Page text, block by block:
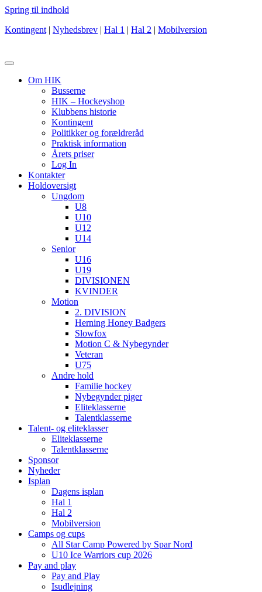
Spring til indhold
Kontingent | Nyhedsbrev | Hal 1 | Hal 2 | Mobilversion
Om HIK
Busserne
HIK – Hockeyshop
Klubbens historie
Kontingent
Politikker og forældreråd
Praktisk information
Årets priser
Log In
Kontakter
Holdoversigt
Ungdom
U8
U10
U12
U14
Senior
U16
U19
DIVISIONEN
KVINDER
Motion
2. DIVISION
Herning Honey Badgers
Slowfox
Motion C & Nybegynder
Veteran
U75
Andre hold
Familie hockey
Nybegynder piger
Eliteklasserne
Talentklasserne
Talent- og eliteklasser
Eliteklasserne
Talentklasserne
Sponsor
Nyheder
Isplan
Dagens isplan
Hal 1
Hal 2
Mobilversion
Camps og cups
All Star Camp Powered by Spar Nord
U10 Ice Warriors cup 2026
Pay and play
Pay and Play
Isudlejning